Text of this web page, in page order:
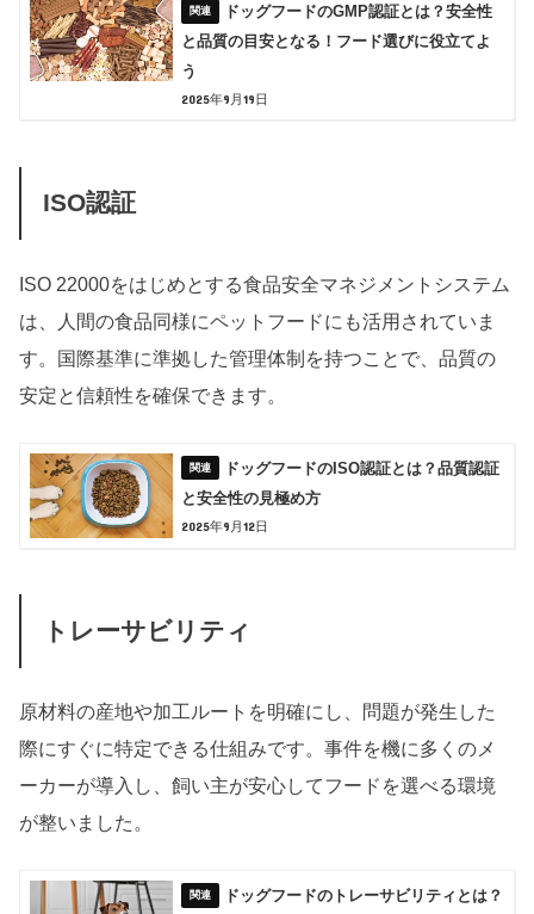
ドッグフードのGMP認証とは？安全性
と品質の目安となる！フード選びに役立てよ
う
2025年9月19日
ISO認証
ISO 22000をはじめとする食品安全マネジメントシステム
は、人間の食品同様にペットフードにも活用されていま
す。国際基準に準拠した管理体制を持つことで、品質の
安定と信頼性を確保できます。
ドッグフードのISO認証とは？品質認証
と安全性の見極め方
2025年9月12日
トレーサビリティ
原材料の産地や加工ルートを明確にし、問題が発生した
際にすぐに特定できる仕組みです。事件を機に多くのメ
ーカーが導入し、飼い主が安心してフードを選べる環境
が整いました。
ドッグフードのトレーサビリティとは？